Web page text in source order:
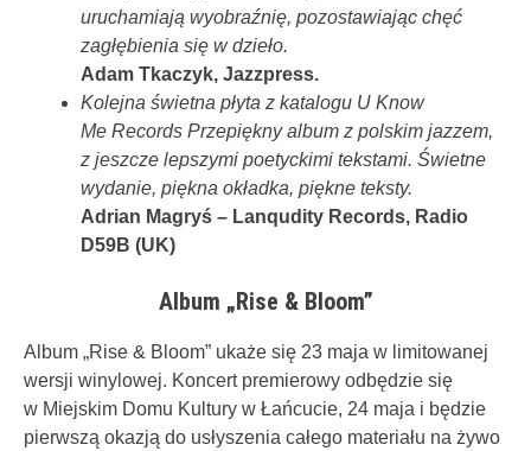
uruchamiają wyobraźnię, pozostawiając chęć
zagłębienia się w dzieło.
Adam Tkaczyk, Jazzpress.
Kolejna świetna płyta z katalogu U Know
Me Records Przepiękny album z polskim jazzem,
z jeszcze lepszymi poetyckimi tekstami. Świetne
wydanie, piękna okładka, piękne teksty.
Adrian Magryś – Lanqudity Records, Radio
D59B (UK)
Album „Rise & Bloom”
Album „Rise & Bloom” ukaże się 23 maja w limitowanej
wersji winylowej. Koncert premierowy odbędzie się
w Miejskim Domu Kultury w Łańcucie, 24 maja i będzie
pierwszą okazją do usłyszenia całego materiału na żywo